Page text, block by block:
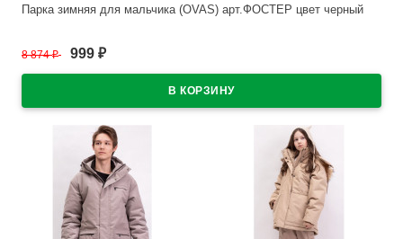
Парка зимняя для мальчика (OVAS) арт.ФОСТЕР цвет черный
8 874₽ 999 ₽